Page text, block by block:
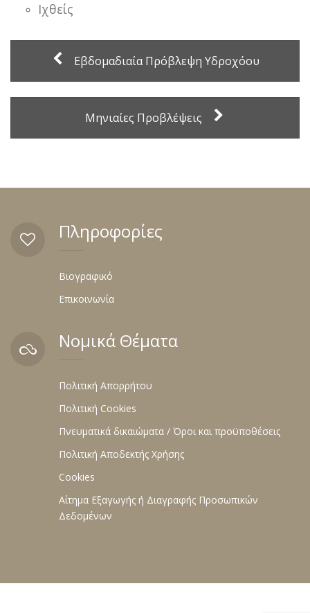
Ιχθείς
Εβδομαδιαία Πρόβλεψη Υδροχόου
Μηνιαίες Προβλέψεις
Πληροφορίες
Βιογραφικό
Επικοινωνία
Νομικά Θέματα
Πολιτική Απορρήτου
Πολιτική Cookies
Πνευματικά δικαιώματα / Όροι και προϋποθέσεις
Πολιτική Αποδεκτής Χρήσης
Cookies
Αίτημα Εξαγωγής ή Διαγραφής Προσωπικών
Δεδομένων